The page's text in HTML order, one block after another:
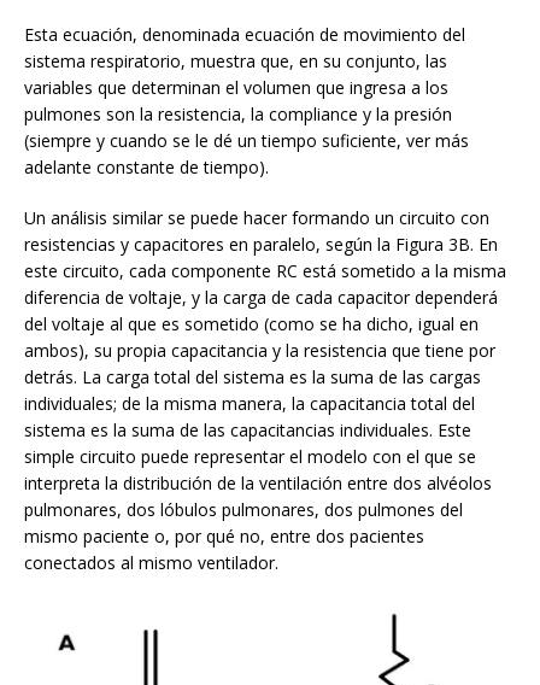
Esta ecuación, denominada ecuación de movimiento del
sistema respiratorio, muestra que, en su conjunto, las
variables que determinan el volumen que ingresa a los
pulmones son la resistencia, la compliance y la presión
(siempre y cuando se le dé un tiempo suficiente, ver más
adelante constante de tiempo).
Un análisis similar se puede hacer formando un circuito con
resistencias y capacitores en paralelo, según la Figura 3B. En
este circuito, cada componente RC está sometido a la misma
diferencia de voltaje, y la carga de cada capacitor dependerá
del voltaje al que es sometido (como se ha dicho, igual en
ambos), su propia capacitancia y la resistencia que tiene por
detrás. La carga total del sistema es la suma de las cargas
individuales; de la misma manera, la capacitancia total del
sistema es la suma de las capacitancias individuales. Este
simple circuito puede representar el modelo con el que se
interpreta la distribución de la ventilación entre dos alvéolos
pulmonares, dos lóbulos pulmonares, dos pulmones del
mismo paciente o, por qué no, entre dos pacientes
conectados al mismo ventilador.